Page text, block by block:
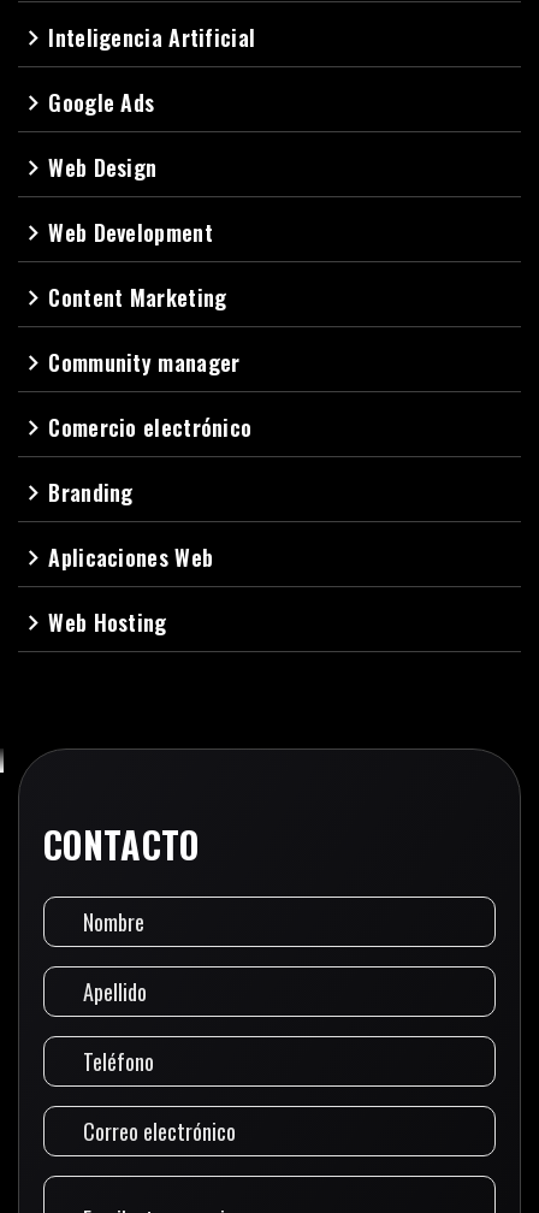
navigate_next Inteligencia Artificial
navigate_next Google Ads
navigate_nextWeb Design
navigate_nextWeb Development
navigate_next Content Marketing
navigate_next Community manager
navigate_next Comercio electrónico
navigate_next Branding
navigate_nextAplicaciones Web
navigate_nextWeb Hosting
CONTACTO